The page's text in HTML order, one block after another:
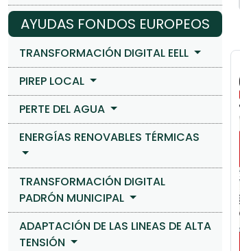
AYUDAS FONDOS EUROPEOS
TRANSFORMACIÓN DIGITAL EELL
PIREP LOCAL
PERTE DEL AGUA
ENERGÍAS RENOVABLES TÉRMICAS
TRANSFORMACIÓN DIGITAL
PADRÓN MUNICIPAL
ADAPTACIÓN DE LAS LINEAS DE ALTA
TENSIÓN